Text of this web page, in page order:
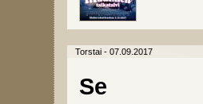
Torstai - 07.09.2017
Se